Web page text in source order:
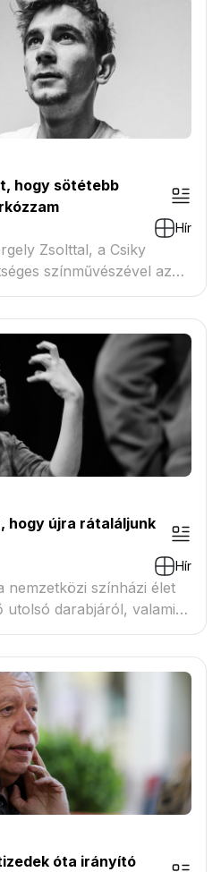
hogy sötétebb
Hír
Zsolttal, a Csiky
színművészével az
hogy újra rátaláljunk
Hír
nemzetközi színházi élet
utolsó darabjáról, valamint
kapcsolatos
is beszélgettem.
óta irányító